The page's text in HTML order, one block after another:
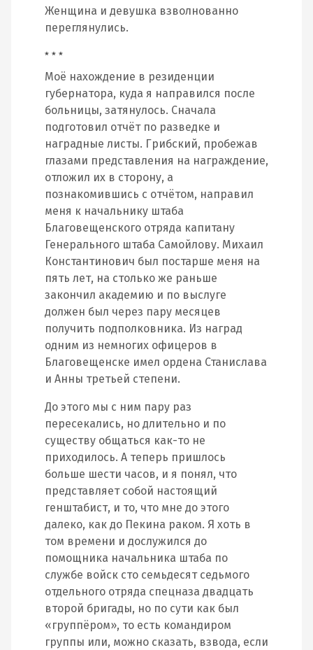
Женщина и девушка взволнованно
переглянулись.
* * *
Моё нахождение в резиденции
губернатора, куда я направился после
больницы, затянулось. Сначала
подготовил отчёт по разведке и
наградные листы. Грибский, пробежав
глазами представления на награждение,
отложил их в сторону, а
познакомившись с отчётом, направил
меня к начальнику штаба
Благовещенского отряда капитану
Генерального штаба Самойлову. Михаил
Константинович был постарше меня на
пять лет, на столько же раньше
закончил академию и по выслуге
должен был через пару месяцев
получить подполковника. Из наград
одним из немногих офицеров в
Благовещенске имел ордена Станислава
и Анны третьей степени.
До этого мы с ним пару раз
пересекались, но длительно и по
существу общаться как-то не
приходилось. А теперь пришлось
больше шести часов, и я понял, что
представляет собой настоящий
генштабист, и то, что мне до этого
далеко, как до Пекина раком. Я хоть в
том времени и дослужился до
помощника начальника штаба по
службе войск сто семьдесят седьмого
отдельного отряда спецназа двадцать
второй бригады, но по сути как был
«группёром», то есть командиром
группы или, можно сказать, взвода, если